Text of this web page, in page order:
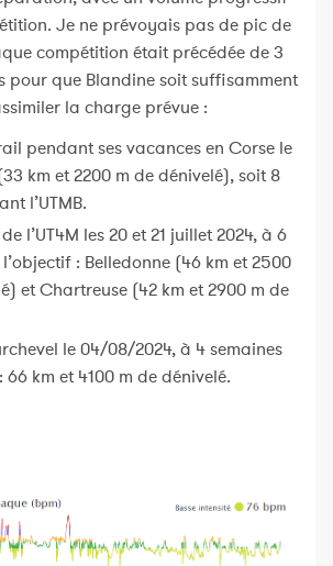
Je ne prévoyais pas de pic de
compétition était précédée de 3
pour que Blandine soit suffisamment
la charge prévue :
pendant ses vacances en Corse le
km et 2200 m de dénivelé), soit 8
l’UTMB.
l’UT4M les 20 et 21 juillet 2024, à 6
: Belledonne (46 km et 2500
et Chartreuse (42 km et 2900 m de
le 04/08/2024, à 4 semaines
66 km et 4100 m de dénivelé.